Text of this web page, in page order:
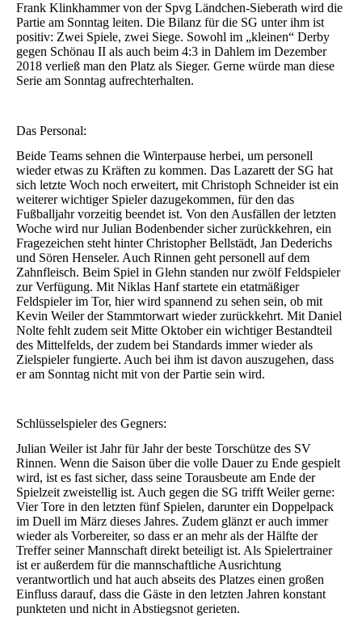
Frank Klinkhammer von der Spvg Ländchen-Sieberath wird die
Partie am Sonntag leiten. Die Bilanz für die SG unter ihm ist
positiv: Zwei Spiele, zwei Siege. Sowohl im „kleinen“ Derby
gegen Schönau II als auch beim 4:3 in Dahlem im Dezember
2018 verließ man den Platz als Sieger. Gerne würde man diese
Serie am Sonntag aufrechterhalten.
Das Personal:
Beide Teams sehnen die Winterpause herbei, um personell
wieder etwas zu Kräften zu kommen. Das Lazarett der SG hat
sich letzte Woch noch erweitert, mit Christoph Schneider ist ein
weiterer wichtiger Spieler dazugekommen, für den das
Fußballjahr vorzeitig beendet ist. Von den Ausfällen der letzten
Woche wird nur Julian Bodenbender sicher zurückkehren, ein
Fragezeichen steht hinter Christopher Bellstädt, Jan Dederichs
und Sören Henseler. Auch Rinnen geht personell auf dem
Zahnfleisch. Beim Spiel in Glehn standen nur zwölf Feldspieler
zur Verfügung. Mit Niklas Hanf startete ein etatmäßiger
Feldspieler im Tor, hier wird spannend zu sehen sein, ob mit
Kevin Weiler der Stammtorwart wieder zurückkehrt. Mit Daniel
Nolte fehlt zudem seit Mitte Oktober ein wichtiger Bestandteil
des Mittelfelds, der zudem bei Standards immer wieder als
Zielspieler fungierte. Auch bei ihm ist davon auszugehen, dass
er am Sonntag nicht mit von der Partie sein wird.
Schlüsselspieler des Gegners:
Julian Weiler ist Jahr für Jahr der beste Torschütze des SV
Rinnen. Wenn die Saison über die volle Dauer zu Ende gespielt
wird, ist es fast sicher, dass seine Torausbeute am Ende der
Spielzeit zweistellig ist. Auch gegen die SG trifft Weiler gerne:
Vier Tore in den letzten fünf Spielen, darunter ein Doppelpack
im Duell im März dieses Jahres. Zudem glänzt er auch immer
wieder als Vorbereiter, so dass er an mehr als der Hälfte der
Treffer seiner Mannschaft direkt beteiligt ist. Als Spielertrainer
ist er außerdem für die mannschaftliche Ausrichtung
verantwortlich und hat auch abseits des Platzes einen großen
Einfluss darauf, dass die Gäste in den letzten Jahren konstant
punkteten und nicht in Abstiegsnot gerieten.